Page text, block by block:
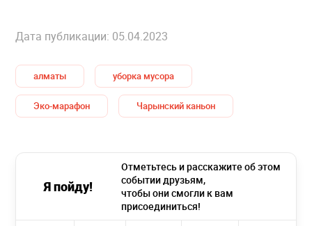
Дата публикации: 05.04.2023
алматы уборка мусора
Эко-марафон Чарынский каньон
Я пойду!
Отметьтесь и расскажите об этом
событии друзьям,
чтобы они смогли к вам
присоединиться!